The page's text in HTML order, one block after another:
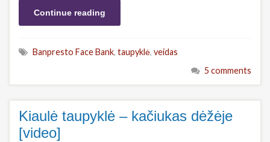
Continue reading
Banpresto Face Bank, taupyklė, veidas
5 comments
Kiaulė taupyklė – kačiukas dėžėje
[video]